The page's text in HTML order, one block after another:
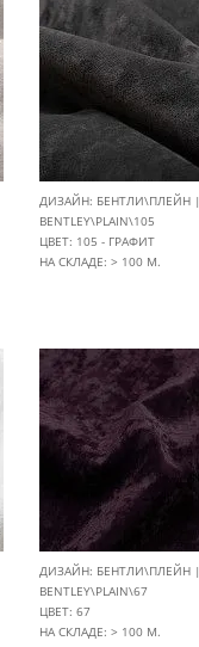
ДИЗАЙН: БЕНТЛИ\ПЛЕЙН |
BENTLEY\PLAIN\105
ЦВЕТ: 105 - ГРАФИТ
НА СКЛАДЕ: > 100 М.
ДИЗАЙН: БЕНТЛИ\ПЛЕЙН |
BENTLEY\PLAIN\67
ЦВЕТ: 67
НА СКЛАДЕ: > 100 М.